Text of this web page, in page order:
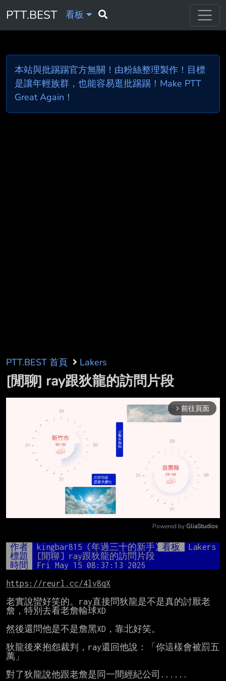
PTT.BEST 看板
本站與批踢踢官方無關！由粉絲整理製作！目標
是讓年輕族群，也能容易逛批踢踢！Make PTT
Great Again！
PTT.BEST 首頁 Lakers
[閒聊] ray跟狄龍的訪問片段
arrow_forward_ios 前往頁面
Mute
Powered by GliaStudios
作者 kingbar815 (年過三十的新手) 看板
Lakers
標題
[閒聊] ray跟狄龍的訪問片段
時間
Fri May 15 08:37:13 2026
https://reurl.cc/4lv8qX
老實說蠻好笑的。ray直接問狄龍是不是真的討厭老
詹，特別去看老詹輸球XD
然後還問他是不是詹黑XD，靠北好笑。
狄龍後來抱怨裁判，ray還回他說：「你這樣會被罰五
萬」
對了狄龍說他跟老詹是同一間經紀公司......